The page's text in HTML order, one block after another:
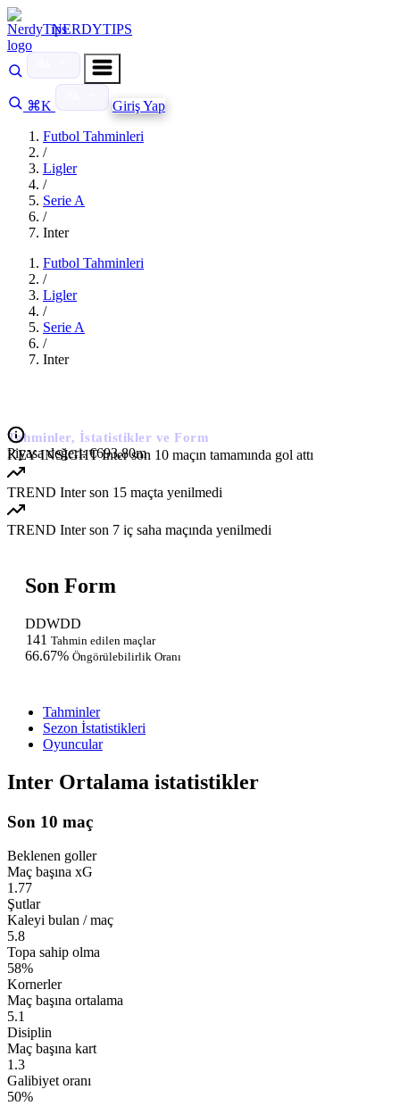
NERDYTIPS
⌘K
Giriş Yap
Futbol Tahminleri
/
Ligler
/
Serie A
/
Inter
Futbol Tahminleri
/
Ligler
/
Serie A
/
Inter
Tahminler, İstatistikler ve Form
Piyasa değeri:€693.80m
KEY INSIGHT Inter son 10 maçın tamamında gol attı
TREND Inter son 15 maçta yenilmedi
TREND Inter son 7 iç saha maçında yenilmedi
Son Form
DDWDD
141 Tahmin edilen maçlar
66.67% Öngörülebilirlik Oranı
Tahminler
Sezon İstatistikleri
Oyuncular
Inter Ortalama istatistikler
Son 10 maç
Beklenen goller
Maç başına xG
1.77
Şutlar
Kaleyi bulan / maç
5.8
Topa sahip olma
58%
Kornerler
Maç başına ortalama
5.1
Disiplin
Maç başına kart
1.3
Galibiyet oranı
50%